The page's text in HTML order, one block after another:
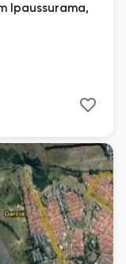
Ipaussurama,